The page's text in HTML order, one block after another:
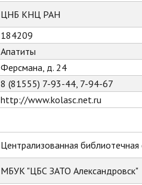
ЦНБ КНЦ РАН
184209
Апатиты
Ферсмана, д. 24
8 (81555) 7-93-44, 7-94-67
http://www.kolasc.net.ru
Централизованная
МБУК "ЦБС ЗАТО Александровск"